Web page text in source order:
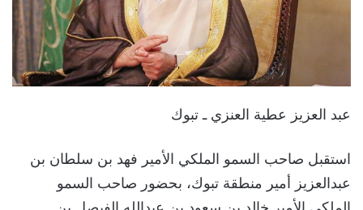
عبد العزيز عطية العنزي ـ تبوك
استقبل صاحب السمو الملكي الأمير فهد بن سلطان بن
عبدالعزيز أمير منطقة تبوك، بحضور صاحب السمو